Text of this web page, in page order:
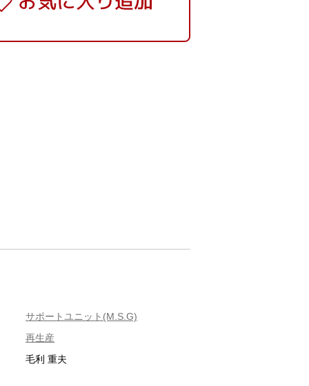
サポートユニット(M.S.G)
再生産
毛利 重夫